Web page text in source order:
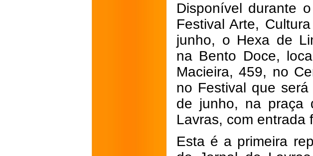
Disponível durante
Festival Arte,
junho, o Hexa de
na Bento Doce,
Macieira, 459, no
no Festival que
de junho, na praça
Lavras, com entrada
Esta é a primeira